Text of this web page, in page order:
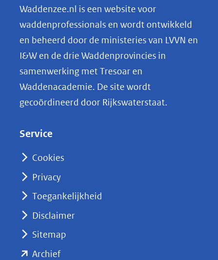
n
o
p
k
e
nieuw
naar
Waddenzee.nl is een website voor
waddenprofessionals en wordt ontwikkeld
en beheerd door de ministeries van LVVN en
I&W en de drie Waddenprovincies in
samenwerking met Tresoar en
Waddenacademie. De site wordt
gecoördineerd door Rijkswaterstaat.
Service
Cookies
Privacy
Toegankelijkheid
Disclaimer
Sitemap
Archief(opent